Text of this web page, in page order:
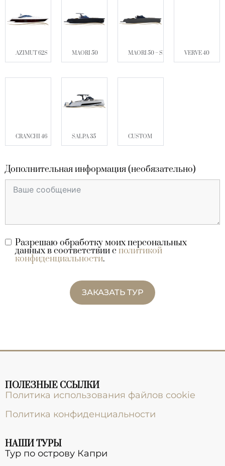
AZIMUT 62S MAORI 50 MAORI 50 – SPORT VERVE 40
CRANCHI 46 SALPA 35 CUSTOM
Дополнительная информация (необязательно)
Разрешаю обработку моих персональных
данных в соответствии с политикой
конфиденциальности.
ЗАКАЗАТЬ ТУР
ПОЛЕЗНЫЕ ССЫЛКИ
Политика использования файлов cookie
Политика конфиденциальности
НАШИ ТУРЫ
Тур по острову Капри